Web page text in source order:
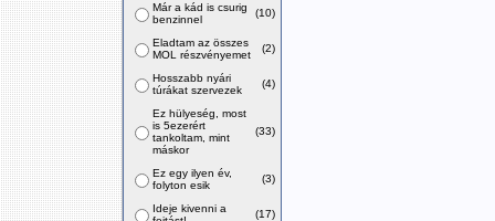
Már a kád is csurig
benzinnel
(10)
Eladtam az összes
MOL részvényemet
(2)
Hosszabb nyári
túrákat szervezek
(4)
Ez hülyeség, most
is 5ezerért
tankoltam, mint
máskor
(33)
Ez egy ilyen év,
folyton esik
(3)
Ideje kivenni a
(17)